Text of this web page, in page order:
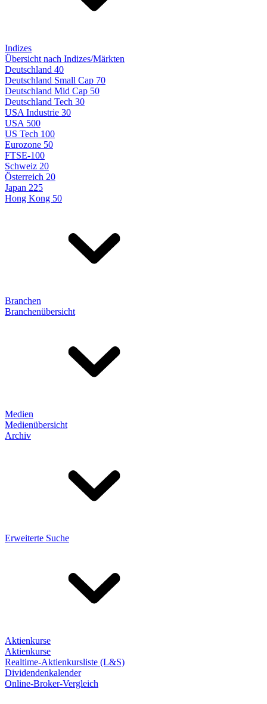
Indizes
Übersicht nach Indizes/Märkten
Deutschland 40
Deutschland Small Cap 70
Deutschland Mid Cap 50
Deutschland Tech 30
USA Industrie 30
USA 500
US Tech 100
Eurozone 50
FTSE-100
Schweiz 20
Österreich 20
Japan 225
Hong Kong 50
Branchen
Branchenübersicht
Medien
Medienübersicht
Archiv
Erweiterte Suche
Aktienkurse
Aktienkurse
Realtime-Aktienkursliste (L&S)
Dividendenkalender
Online-Broker-Vergleich